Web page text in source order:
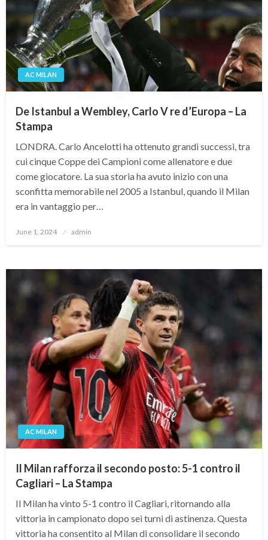
AC MILAN
De Istanbul a Wembley, Carlo V re d’Europa – La
Stampa
LONDRA. Carlo Ancelotti ha ottenuto grandi successi, tra
cui cinque Coppe dei Campioni come allenatore e due
come giocatore. La sua storia ha avuto inizio con una
sconfitta memorabile nel 2005 a Istanbul, quando il Milan
era in vantaggio per…
Posted
June 1, 2024 admin
AC MILAN
Il Milan rafforza il secondo posto: 5-1 contro il
Cagliari – La Stampa
Il Milan ha vinto 5-1 contro il Cagliari, ritornando alla
vittoria in campionato dopo sei turni di astinenza. Questa
vittoria ha consentito al Milan di consolidare il secondo